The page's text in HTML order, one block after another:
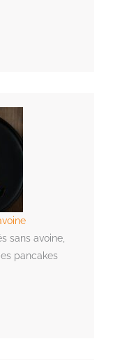
sans avoine,
pancakes